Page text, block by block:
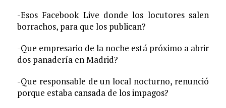
-Esos Facebook Live donde los locutores salen
borrachos, para que los publican?
-Que empresario de la noche está próximo a abrir
dos panadería en Madrid?
-Que responsable de un local nocturno, renunció
porque estaba cansada de los impagos?